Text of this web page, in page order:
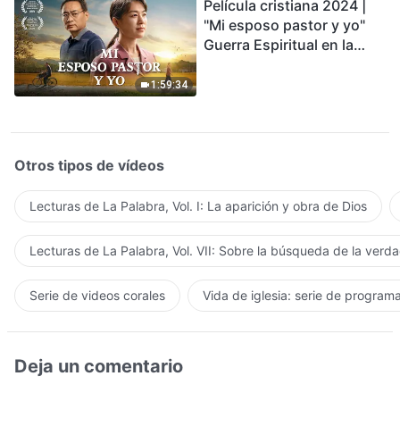
1:59:34
Película cristiana 2024 |
"Mi esposo pastor y yo"
Guerra Espiritual en la
Otros tipos de vídeos
Lecturas de La Palabra, Vol. I: La aparición y obra de Dios
Lecturas de La Palabra, Vol. VII: Sobre la búsqueda de la
Serie de videos corales Vida de iglesia: serie de
Deja un comentario